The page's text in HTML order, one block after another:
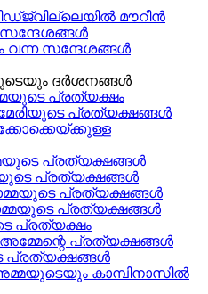
മൗറീൻ
വന്ന സന്ദേശങ്ങൾ
ദർശനങ്ങൾ
പ്രത്യക്ഷം
പ്രത്യക്ഷങ്ങൾ
പ്രത്യക്ഷങ്ങൾ
പ്രത്യക്ഷങ്ങൾ
പ്രത്യക്ഷങ്ങൾ
പ്രത്യക്ഷങ്ങൾ
പ്രത്യക്ഷം
പ്രത്യക്ഷങ്ങൾ
പ്രത്യക്ഷങ്ങൾ
കാമ്പിനാസിൽ